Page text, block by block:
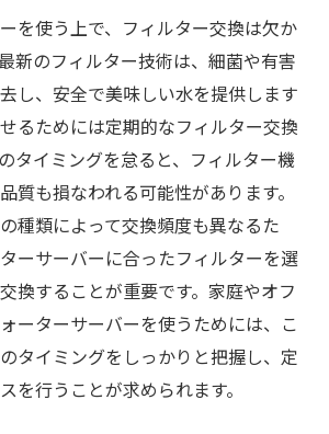
を使う上で、フィルター交換は欠か
新のフィルター技術は、細菌や有害
し、安全で美味しい水を提供します
るためには定期的なフィルター交換
タイミングを怠ると、フィルター機
質も損なわれる可能性があります。
種類によって交換頻度も異なるた
ーサーバーに合ったフィルターを選
換することが重要です。家庭やオフ
ーターサーバーを使うためには、こ
タイミングをしっかりと把握し、定
を行うことが求められます。